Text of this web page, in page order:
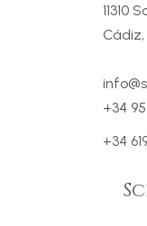
11310
+34
+34